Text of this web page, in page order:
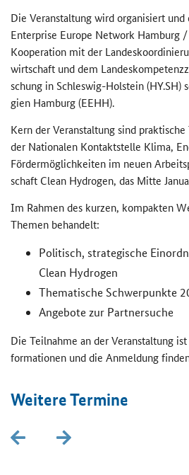
Die Ver­an­stal­tung wird or­ga­ni­siert
Enterprise Europe Network Ham­burg
Ko­ope­ra­ti­on mit der
wirt­schaft und dem
schung in Schleswig-​Holstein
gien Ham­burg (EEHH).
Kern der Ver­an­stal­tung sind
der Na­tio­na­len Kon­takt­stel­le Klima,
För­der­mög­lich­kei­ten im neuen
schaft Clean Hydrogen, das Mitte
Im Rah­men des kur­zen, kom­pak­ten
The­men be­han­delt:
Po­li­tisch, stra­te­gi­sche
Clean Hydrogen
The­ma­ti­sche Schwer­punk­te
An­ge­bo­te zur Part­ner­su­che
Die Teil­nah­me an der Ver­an­stal­tung
for­ma­tio­nen und die An­mel­dung
Wei­te­re Ter­mi­ne